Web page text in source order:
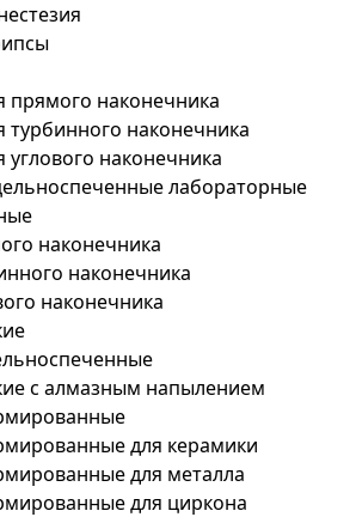
прямого наконечника
наконечника
наконечника
лабораторные
наконечника
наконечника
наконечника
с алмазным напылением
для керамики
для металла
для циркона